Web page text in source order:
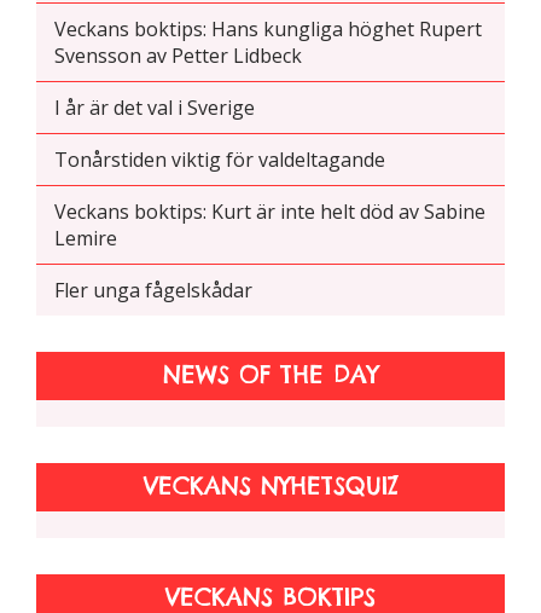
Veckans boktips: Hans kungliga höghet Rupert
Svensson av Petter Lidbeck
I år är det val i Sverige
Tonårstiden viktig för valdeltagande
Veckans boktips: Kurt är inte helt död av Sabine
Lemire
Fler unga fågelskådar
NEWS OF THE DAY
VECKANS NYHETSQUIZ
VECKANS BOKTIPS